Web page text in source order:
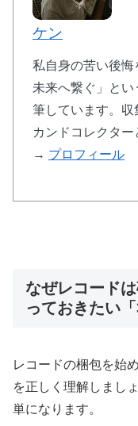
ケン
私自身の苦い後
未来へ繋ぐ」と
筆しています。
カンドコレクター
→ プロフィール
なぜレコード
っておきたい「
レコードの梱包を始
を正しく理解しまし
単になります。